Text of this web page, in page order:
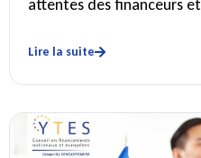
attentes des financeurs
Lire la suite